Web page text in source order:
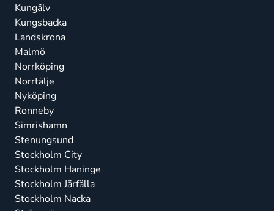
Kungälv
Kungsbacka
Landskrona
Malmö
Norrköping
Norrtälje
Nyköping
Ronneby
Simrishamn
Stenungsund
Stockholm City
Stockholm Haninge
Stockholm Järfälla
Stockholm Nacka